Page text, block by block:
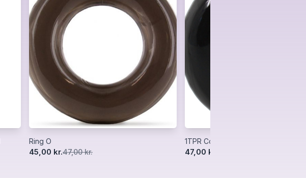
Ring O
45,00 kr.47,00 kr.
1TPR Cock Ring
47,00 kr.